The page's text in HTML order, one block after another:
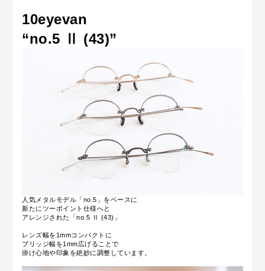
10eyevan
“no.5 Ⅱ (43)”
人気メタルモデル「no.5」をベースに
新たにツーポイント仕様へと
アレンジされた「no.5 Ⅱ (43)」
レンズ幅を1mmコンパクトに
ブリッジ幅を1mm広げることで
掛け心地や印象を絶妙に調整しています。